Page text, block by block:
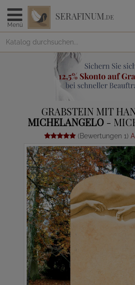
Menü
SERAFINUM.DE
GRABSTEIN MIT
MICHELANGELO -
(Bewertungen 1)